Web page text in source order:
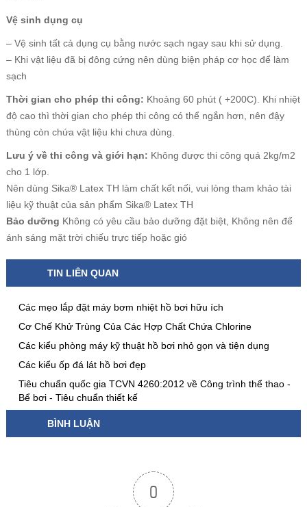
Vệ sinh dụng cụ
– Vệ sinh tất cả dụng cụ bằng nước sạch ngay sau khi sử dụng.
– Khi vật liệu đã bị đông cứng nên dùng biện pháp cơ học để làm
sạch
Thời gian cho phép thi công: Khoảng 60 phút ( +200C). Khi nhiệt
độ cao thì thời gian cho phép thi công có thể ngắn hơn, nên đậy
thùng còn chứa vật liệu khi chưa dùng.
Lưu ý về thi công và giới hạn: Không được thi công quá 2kg/m2
cho 1 lớp.
Nên dùng Sika® Latex TH làm chất kết nối, vui lòng tham khảo tài
liệu kỹ thuật của sản phẩm Sika® Latex TH
Bảo dưỡng Không có yêu cầu bảo dưỡng đặt biệt, Không nên để
ánh sáng mặt trời chiếu trực tiếp hoặc gió
TIN LIÊN QUAN
Các mẹo lắp đặt máy bơm nhiệt hồ bơi hữu ích
Cơ Chế Khử Trùng Của Các Hợp Chất Chứa Chlorine
Các kiểu phòng máy kỹ thuật hồ bơi nhỏ gọn và tiện dụng
Các kiểu ốp đá lát hồ bơi đẹp
Tiêu chuẩn quốc gia TCVN 4260:2012 về Công trình thể thao -
Bể bơi - Tiêu chuẩn thiết kế
BÌNH LUẬN
0